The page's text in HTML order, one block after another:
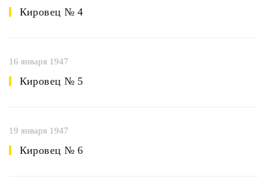
Кировец № 4
16 января 1947
Кировец № 5
19 января 1947
Кировец № 6